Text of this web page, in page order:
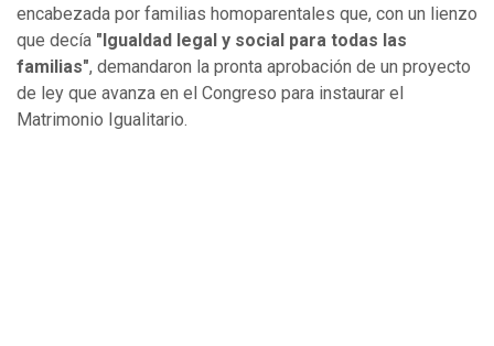
encabezada por familias homoparentales que, con un lienzo
que decía "Igualdad legal y social para todas las
familias", demandaron la pronta aprobación de un proyecto
de ley que avanza en el Congreso para instaurar el
Matrimonio Igualitario.